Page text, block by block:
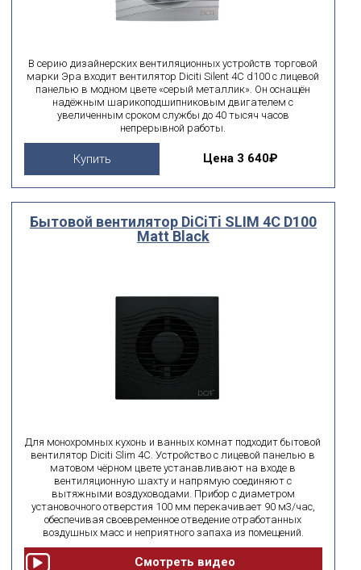
В серию дизайнерских вентиляционных устройств торговой
марки Эра входит вентилятор Diciti Silent 4C d100 с лицевой
панелью в модном цвете «серый металлик». Он оснащён
надёжным шарикоподшипниковым двигателем с
увеличенным сроком службы до 40 тысяч часов
непрерывной работы.
Купить Цена 3 640₽
Бытовой вентилятор DiCiTi SLIM 4C D100
Matt Black
Для монохромных кухонь и ванных комнат подходит бытовой
вентилятор Diciti Slim 4C. Устройство с лицевой панелью в
матовом чёрном цвете устанавливают на входе в
вентиляционную шахту и напрямую соединяют с
вытяжными воздуховодами. Прибор с диаметром
установочного отверстия 100 мм перекачивает 90 м3/час,
обеспечивая своевременное отведение отработанных
воздушных масс и неприятного запаха из помещений.